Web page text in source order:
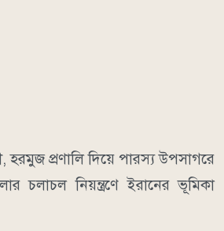
হরমুজ প্রণালি দিয়ে পারস্য উপসাগরে
চলাচল নিয়ন্ত্রণে ইরানের ভূমিকা